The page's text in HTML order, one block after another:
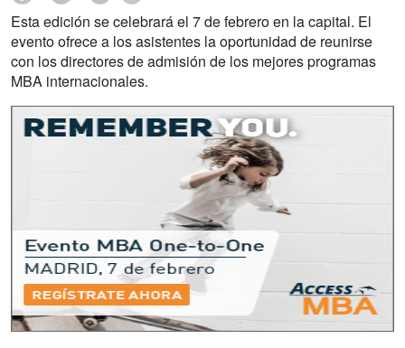
Esta edición se celebrará el 7 de febrero en la capital. El
evento ofrece a los asistentes la oportunidad de reunirse
con los directores de admisión de los mejores programas
MBA internacionales.